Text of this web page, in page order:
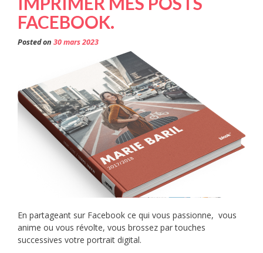
FACEBOOK.
Posted on 30 mars 2023
En partageant sur Facebook ce qui vous passionne, vous
anime ou vous révolte, vous brossez par touches
successives votre portrait digital.